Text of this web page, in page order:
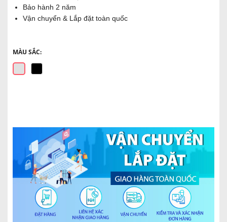
Bảo hành 2 năm
Vận chuyển & Lắp đặt toàn quốc
MÀU SẮC: